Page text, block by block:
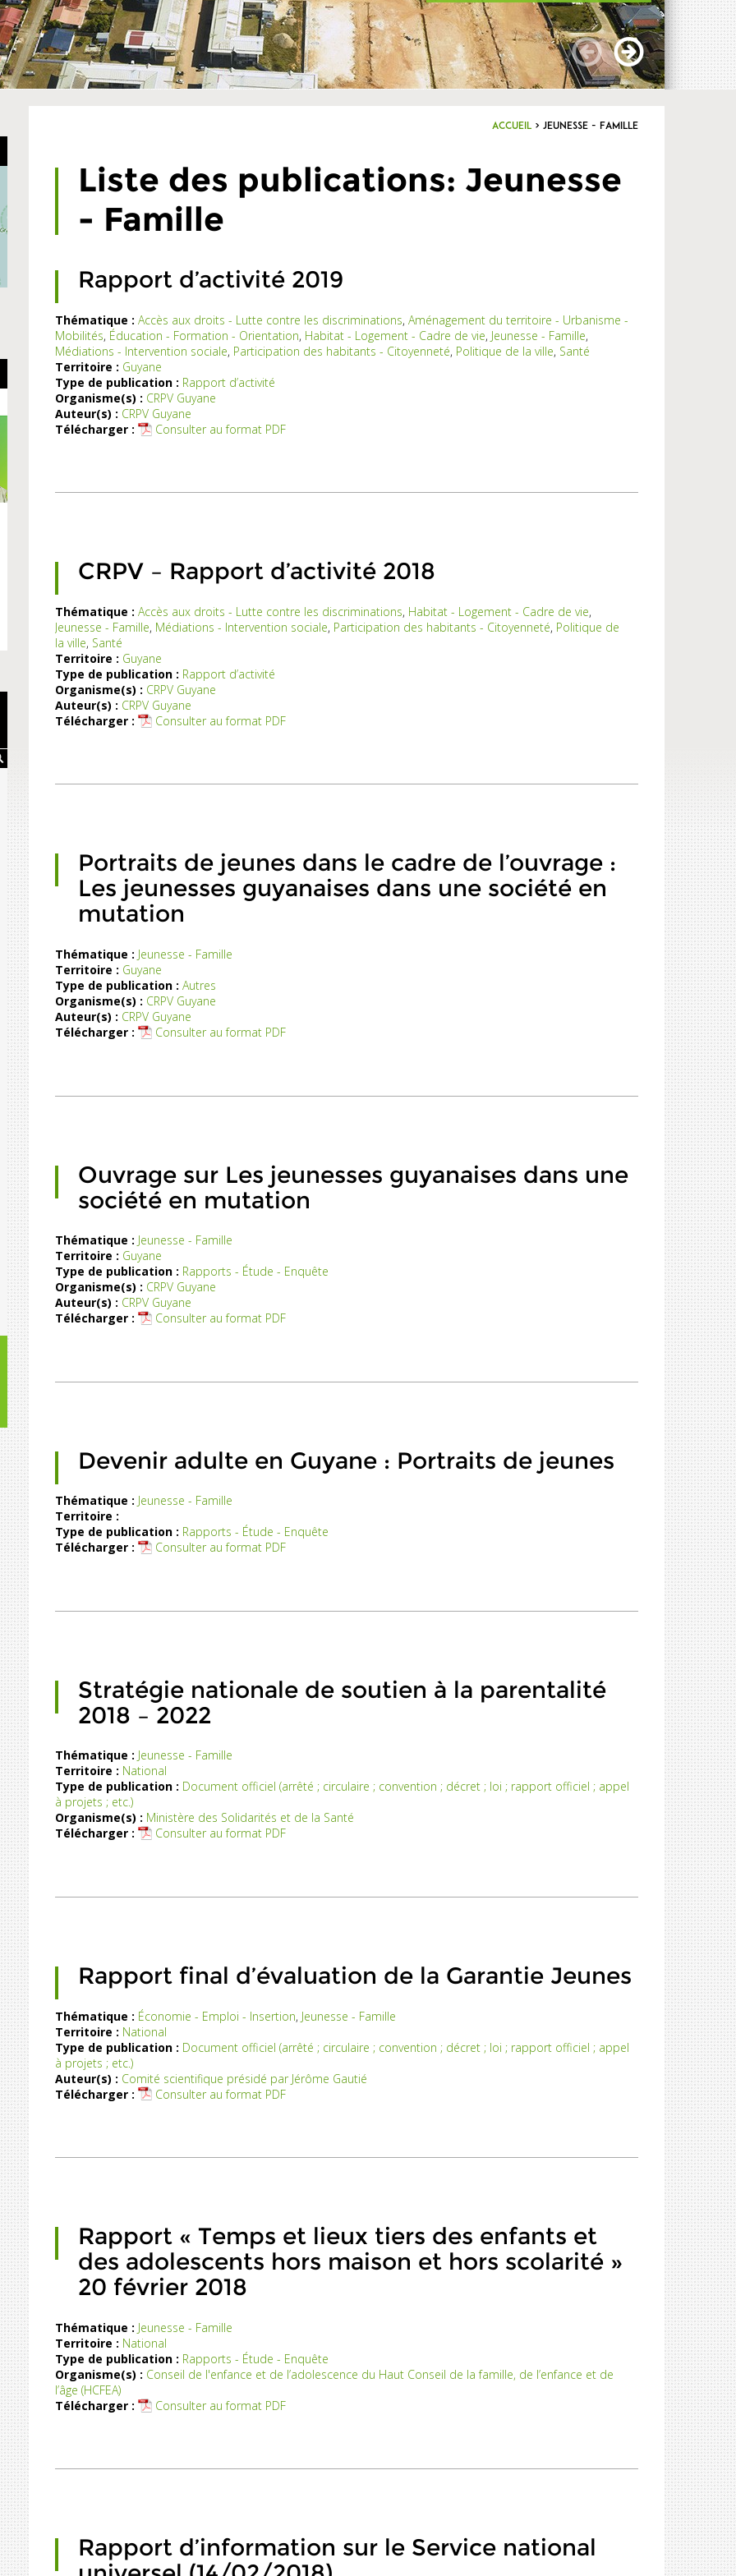
Accueil > Jeunesse - Famille
Liste des publications: Jeunesse
- Famille
Rapport d’activité 2019
Thématique : Accès aux droits - Lutte contre les discriminations, Aménagement du territoire - Urbanisme -
Mobilités, Éducation - Formation - Orientation, Habitat - Logement - Cadre de vie, Jeunesse - Famille,
Médiations - Intervention sociale, Participation des habitants - Citoyenneté, Politique de la ville, Santé
Territoire : Guyane
Type de publication : Rapport d’activité
Organisme(s) : CRPV Guyane
Auteur(s) : CRPV Guyane
Télécharger :
Consulter au format PDF
CRPV – Rapport d’activité 2018
Thématique : Accès aux droits - Lutte contre les discriminations, Habitat - Logement - Cadre de vie,
Jeunesse - Famille, Médiations - Intervention sociale, Participation des habitants - Citoyenneté, Politique de
la ville, Santé
Territoire : Guyane
Type de publication : Rapport d’activité
Organisme(s) : CRPV Guyane
Auteur(s) : CRPV Guyane
Télécharger :
Consulter au format PDF
Portraits de jeunes dans le cadre de l’ouvrage :
Les jeunesses guyanaises dans une société en
mutation
Thématique : Jeunesse - Famille
Territoire : Guyane
Type de publication : Autres
Organisme(s) : CRPV Guyane
Auteur(s) : CRPV Guyane
Télécharger :
Consulter au format PDF
Ouvrage sur Les jeunesses guyanaises dans une
société en mutation
Thématique : Jeunesse - Famille
Territoire : Guyane
Type de publication : Rapports - Étude - Enquête
Organisme(s) : CRPV Guyane
Auteur(s) : CRPV Guyane
Télécharger :
Consulter au format PDF
Devenir adulte en Guyane : Portraits de jeunes
Thématique : Jeunesse - Famille
Territoire :
Type de publication : Rapports - Étude - Enquête
Télécharger :
Consulter au format PDF
Stratégie nationale de soutien à la parentalité
2018 – 2022
Thématique : Jeunesse - Famille
Territoire : National
Type de publication : Document officiel (arrêté ; circulaire ; convention ; décret ; loi ; rapport officiel ; appel
à projets ; etc.)
Organisme(s) : Ministère des Solidarités et de la Santé
Télécharger :
Consulter au format PDF
Rapport final d’évaluation de la Garantie Jeunes
Thématique : Économie - Emploi - Insertion, Jeunesse - Famille
Territoire : National
Type de publication : Document officiel (arrêté ; circulaire ; convention ; décret ; loi ; rapport officiel ; appel
à projets ; etc.)
Auteur(s) : Comité scientifique présidé par Jérôme Gautié
Télécharger :
Consulter au format PDF
Rapport « Temps et lieux tiers des enfants et
des adolescents hors maison et hors scolarité »
20 février 2018
Thématique : Jeunesse - Famille
Territoire : National
Type de publication : Rapports - Étude - Enquête
Organisme(s) : Conseil de l'enfance et de l’adolescence du Haut Conseil de la famille, de l’enfance et de
l’âge (HCFEA)
Télécharger :
Consulter au format PDF
Rapport d’information sur le Service national